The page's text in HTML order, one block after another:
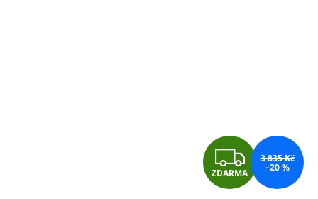
Z
D
ZDARMA
3 835 Kč
–20 %